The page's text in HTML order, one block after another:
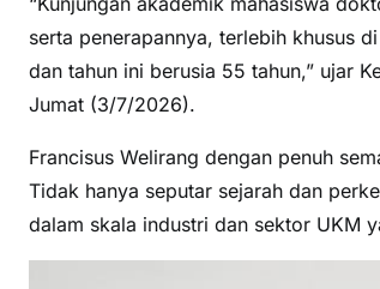
serta penerapannya, terlebih khusus
dan tahun ini berusia 55 tahun,” ujar
Jumat (3/7/2026).
Francisus Welirang dengan penuh
Tidak hanya seputar sejarah dan
dalam skala industri dan sektor UKM